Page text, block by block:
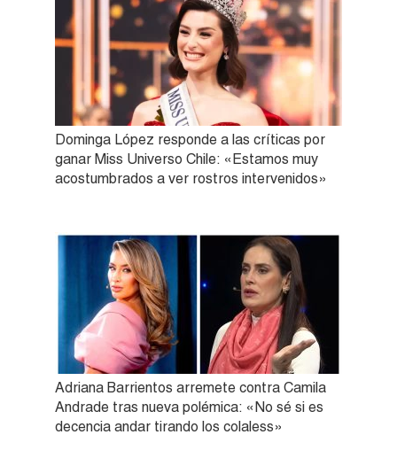
Dominga López responde a las críticas por
ganar Miss Universo Chile: «Estamos muy
acostumbrados a ver rostros intervenidos»
Adriana Barrientos arremete contra Camila
Andrade tras nueva polémica: «No sé si es
decencia andar tirando los colaless»